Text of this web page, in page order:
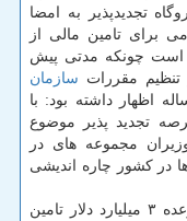
تجدیدپذیر به امضا
برای تامین مالی از
چونکه مدتی پیش
تنظیم مقررات سازمان
اظهار داشته بود: با
تجدید پذیر موضوع
مجموعه های در
در کشور چاره اندیشی
اما صندوق توسعه ملی در فروردین ماه وعده ۳ میلیارد دلار تامین